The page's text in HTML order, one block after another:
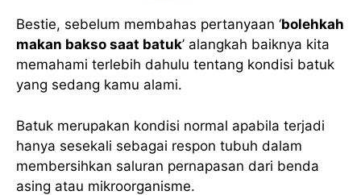
Bestie, sebelum membahas pertanyaan ‘bolehkah
makan bakso saat batuk’ alangkah baiknya kita
memahami terlebih dahulu tentang kondisi batuk
yang sedang kamu alami.
Batuk merupakan kondisi normal apabila terjadi
hanya sesekali sebagai respon tubuh dalam
membersihkan saluran pernapasan dari benda
asing atau mikroorganisme.